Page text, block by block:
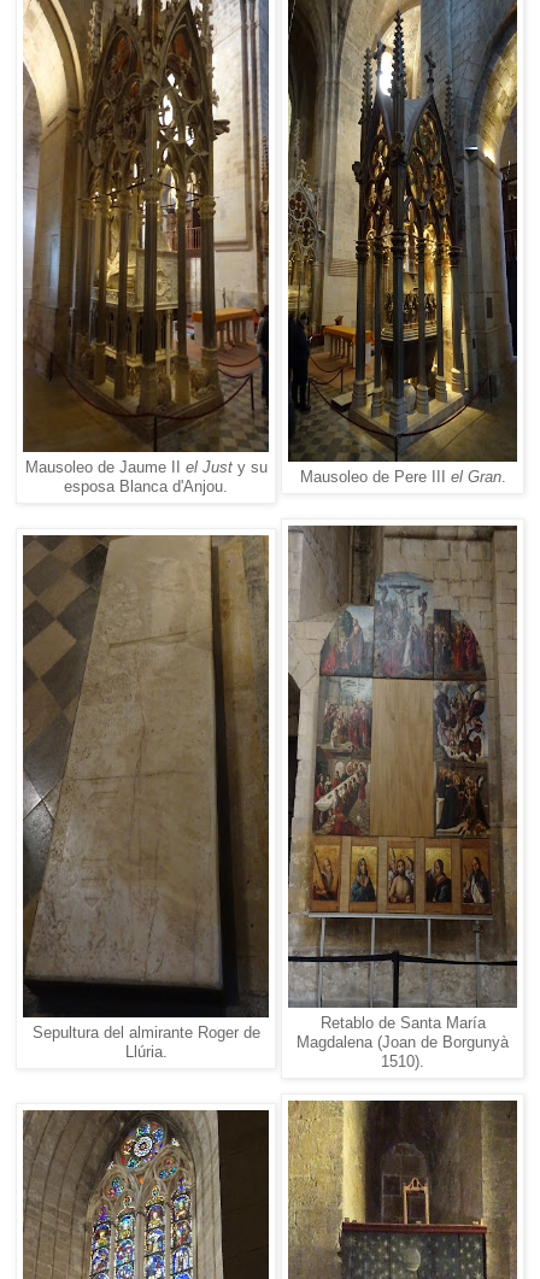
Mausoleo de Jaume II el Justy su
esposa Blanca d'Anjou.
Mausoleo de Pere III el Gran.
Sepultura del almirante Roger de
Llúria.
Retablo de Santa María
Magdalena (Joan de Borgunyà
1510).